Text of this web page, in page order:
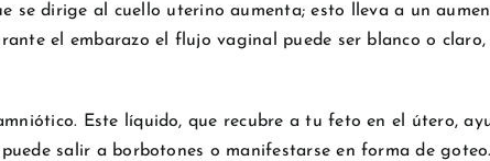
se dirige al cuello uterino aumenta; esto lleva a un
el embarazo el flujo vaginal puede ser blanco o
Este líquido, que recubre a tu feto en el útero,
salir a borbotones o manifestarse en forma de goteo.